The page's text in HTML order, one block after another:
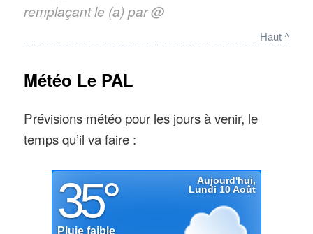
remplaçant le (a) par @
Haut ^
Météo Le PAL
Prévisions météo pour les jours à venir, le
temps qu’il va faire :